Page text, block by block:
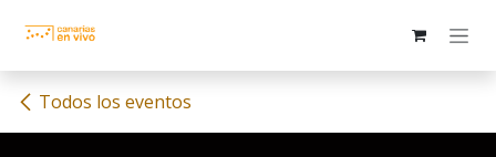
Todos los eventos